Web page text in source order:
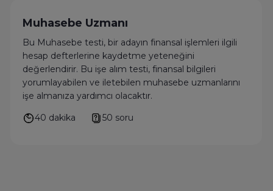
Muhasebe Uzmanı
Bu Muhasebe testi, bir adayın finansal işlemleri ilgili
hesap defterlerine kaydetme yeteneğini
değerlendirir. Bu işe alım testi, finansal bilgileri
yorumlayabilen ve iletebilen muhasebe uzmanlarını
işe almanıza yardımcı olacaktır.
40 dakika
50 soru